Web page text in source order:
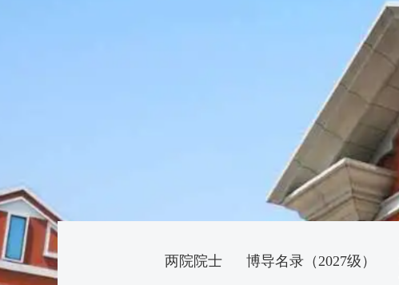
两院院士 博导名录（2027级）